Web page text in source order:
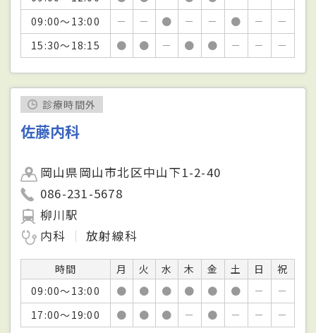
09:00～13:00
－ － ● － － ● －
－
15:30～18:15
● ● － ● ● － － －
診療時間外
佐藤内科
岡山県岡山市北区中山下1-2-40
086-231-5678
柳川駅
内科
放射線科
時間 月 火 水 木 金 土 日
祝
09:00～13:00
● ● ● ● ● ● －
－
17:00～19:00
● ● ● － ● － － －